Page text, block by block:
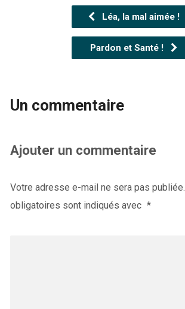
Léa, la mal aimée !
Pardon et Santé !
Un commentaire
Ajouter un commentaire
Votre adresse e-mail ne sera pas publiée.
obligatoires sont indiqués avec *